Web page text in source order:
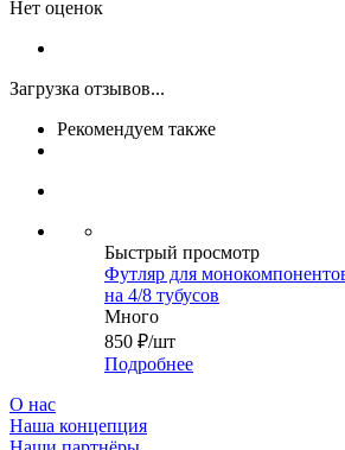
Нет оценок
Загрузка отзывов...
Рекомендуем также
Быстрый просмотр
Футляр для
на 4/8 тубусов
Много
850 ₽/шт
Подробнее
О нас
Наша концепция